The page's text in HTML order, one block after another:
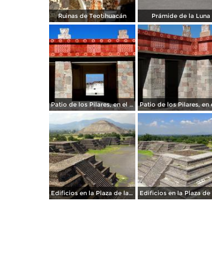
Ruinas de Teotihuacán Prámide de la Luna
Patio de los Pilares, en el Palacio de Quetzalpapálotl
Edificios en la Plaza de la Luna